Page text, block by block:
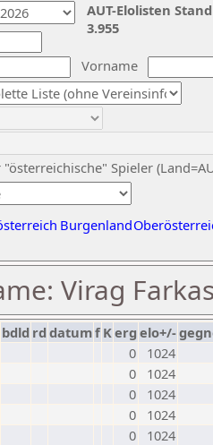
Vorname
"österreichische" Spieler
Burgenland
AUT-Elolisten
3.955
Virag
bdld rd datumf Kerg elo+/-
0
1024
0
1024
0
1024
0
1024
0
1024